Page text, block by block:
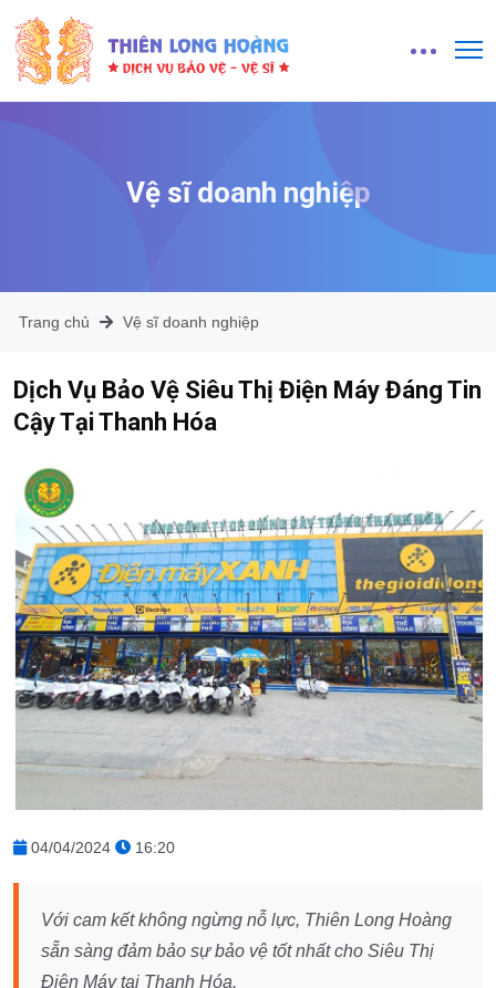
Vệ sĩ doanh nghiệp
Trang chủ Vệ sĩ doanh nghiệp
Dịch Vụ Bảo Vệ Siêu Thị Điện Máy Đáng Tin
Cậy Tại Thanh Hóa
04/04/2024 16:20
Với cam kết không ngừng nỗ lực, Thiên Long Hoàng
sẵn sàng đảm bảo sự bảo vệ tốt nhất cho Siêu Thị
Điện Máy tại Thanh Hóa.